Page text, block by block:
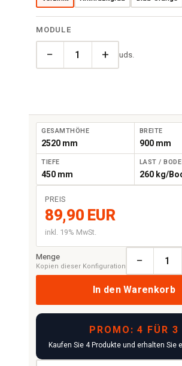
MODULE
− + uds.
GESAMTHÖHE
2520 mm
BREITE
900 mm
TIEFE
450 mm
LAST /
260 kg/
PREIS
89,90 EUR
inkl. 19% MwSt.
Menge
Kopien dieser Konfiguration −
In den Warenkorb
PROMO: 4 FÜR 3
Kaufen Sie 4 Produkte und erhalten Sie